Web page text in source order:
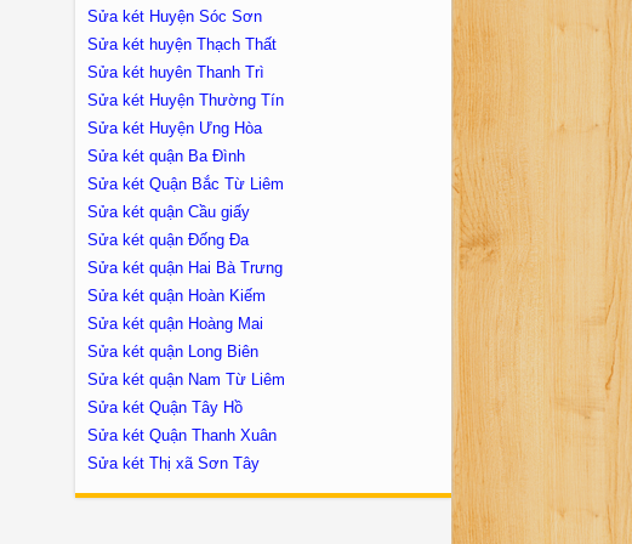
Sửa két Huyện Sóc Sơn
Sửa két huyện Thạch Thất
Sửa két huyên Thanh Trì
Sửa két Huyện Thường Tín
Sửa két Huyện Ưng Hòa
Sửa két quận Ba Đình
Sửa két Quận Bắc Từ Liêm
Sửa két quận Cầu giấy
Sửa két quận Đống Đa
Sửa két quận Hai Bà Trưng
Sửa két quận Hoàn Kiếm
Sửa két quận Hoàng Mai
Sửa két quận Long Biên
Sửa két quận Nam Từ Liêm
Sửa két Quận Tây Hồ
Sửa két Quận Thanh Xuân
Sửa két Thị xã Sơn Tây